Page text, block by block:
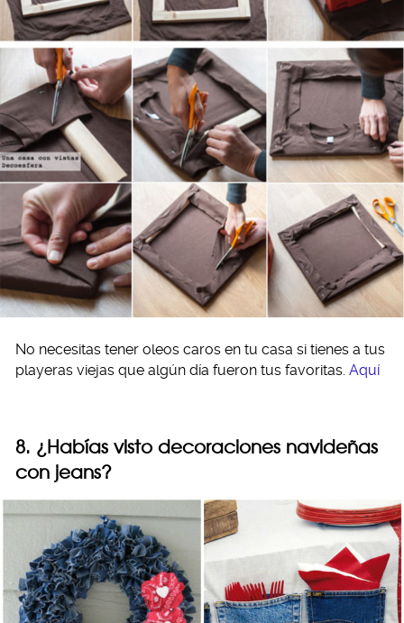
No necesitas tener oleos caros en tu casa si tienes a tus
playeras viejas que algún día fueron tus favoritas. Aquí
8. ¿Habías visto decoraciones navideñas
con jeans?